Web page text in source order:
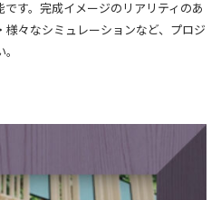
す。完成イメージのリアリティのあ
々なシミュレーションなど、プロジ